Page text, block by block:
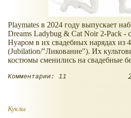
Playmates в 2024 году выпускает
Dreams Ladybug & Cat Noir 2-Pack -
Нуаром в их свадебных нарядах из
(Jubilation/"Ликование"). Их
костюмы сменились на свадебные
Комментарии: 11
Куклы